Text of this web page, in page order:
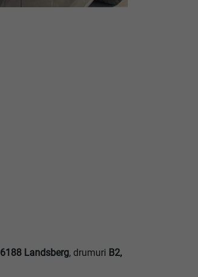
Landsberg, drumuri B2,